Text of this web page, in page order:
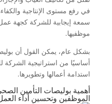
في رفع مستوى الإنتاجية
سمعة إيجابية للشركة كجهة
موظفيها.
بشكل عام، يمكن القول أن
أساسيًا من استراتيجية الشركة
استدامة أعمالها وتطويرها.
أهمية بوليصات التأمين
الموظفين وتحسين أداء